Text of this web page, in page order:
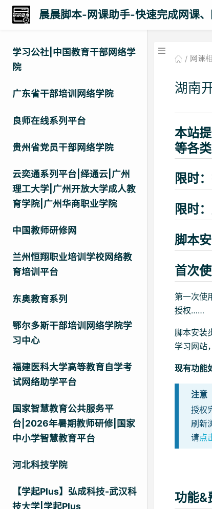
晨晨脚本-网课助手-快速完成网课
学习公社|中国教育干部网络学
院
广东省干部培训网络学院
良师在线系列平台
贵州省党员干部网络学院
云奕通系列平台|绎通云|广州
理工大学|广州开放大学成人教
育学院|广州华商职业学院
中国教师研修网
兰州恒翔职业培训学校网络教
育培训平台
东奥教育系列
鄂尔多斯干部培训网络学院学
习中心
福建医科大学高等教育自学考
试网络助学平台
国家智慧教育公共服务平
台|2026年暑期教师研修|国家
中小学智慧教育平台
河北科技学院
【学起Plus】弘成科技-武汉科
技大学|学起Plus
网课
湖南
本站
等各
限时
限时
脚本
首次使
第一次使
授权……
脚本安装
学习网站
现有功能
注意
授权
刷新
请点
功能&